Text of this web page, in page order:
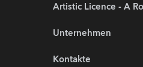
Artistic Licence - A
Unternehmen
Kontakte